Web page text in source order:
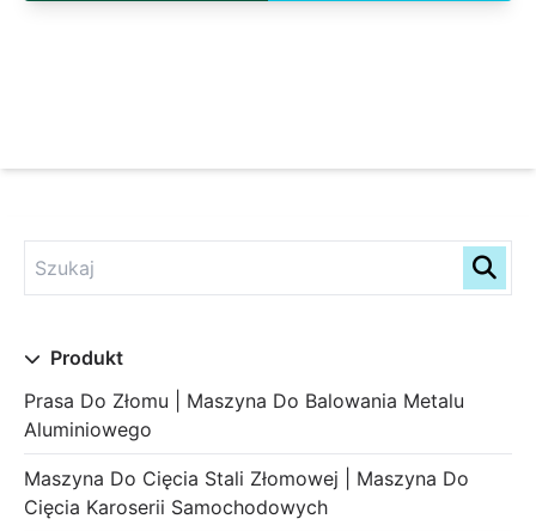
Produkt
Prasa Do Złomu | Maszyna Do Balowania Metalu
Aluminiowego
Maszyna Do Cięcia Stali Złomowej | Maszyna Do
Cięcia Karoserii Samochodowych